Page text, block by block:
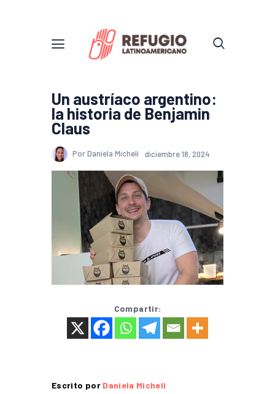
Un austríaco argentino:
la historia de Benjamin
Claus
Por Daniela Micheli diciembre 18, 2024
Compartir:
Escrito por Daniela Micheli